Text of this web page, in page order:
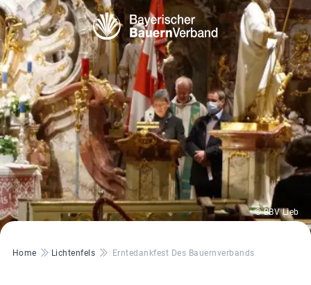
© BBV Lieb
Pfadnavigation
Home Lichtenfels Erntedankfest Des Bauernverbands